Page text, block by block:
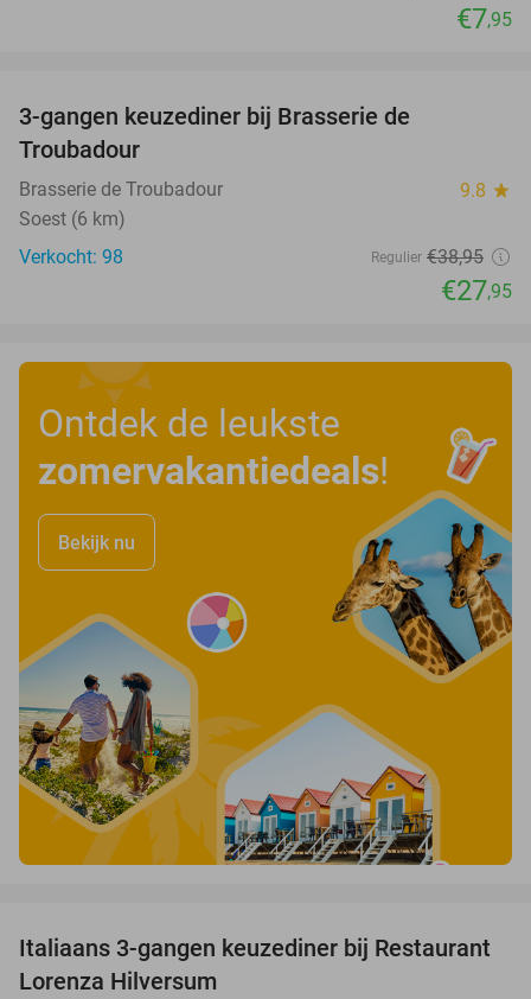
€7,95
3-gangen keuzediner bij Brasserie de
Troubadour
Brasserie de Troubadour 9.8 star
Soest (6 km)
Verkocht: 98
Regulier €38,95
€27,95
Ontdek de leukste
zomervakantiedeals!
Bekijk nu
33%
Italiaans 3-gangen keuzediner bij Restaurant
Lorenza Hilversum